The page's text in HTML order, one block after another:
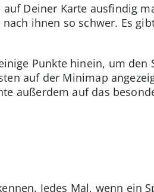
Deiner Karte ausfindig
ihnen so schwer. Es
Punkte hinein, um den
auf der Minimap
außerdem auf das
Jedes Mal, wenn ein